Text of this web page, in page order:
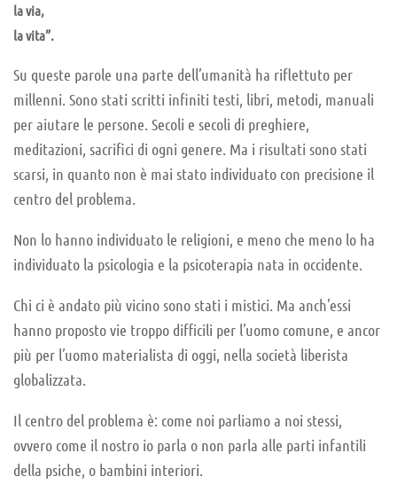
la via,
la vita”.
Su queste parole una parte dell’umanità ha riflettuto per
millenni. Sono stati scritti infiniti testi, libri, metodi, manuali
per aiutare le persone. Secoli e secoli di preghiere,
meditazioni, sacrifici di ogni genere. Ma i risultati sono stati
scarsi, in quanto non è mai stato individuato con precisione il
centro del problema.
Non lo hanno individuato le religioni, e meno che meno lo ha
individuato la psicologia e la psicoterapia nata in occidente.
Chi ci è andato più vicino sono stati i mistici. Ma anch’essi
hanno proposto vie troppo difficili per l’uomo comune, e ancor
più per l’uomo materialista di oggi, nella società liberista
globalizzata.
Il centro del problema è: come noi parliamo a noi stessi,
ovvero come il nostro io parla o non parla alle parti infantili
della psiche, o bambini interiori.